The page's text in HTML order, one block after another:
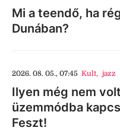
Mi a teendő, ha
Dunában?
2026. 08. 05., 07:45 Kult, jazz
Ilyen még nem
üzemmódba
Feszt!